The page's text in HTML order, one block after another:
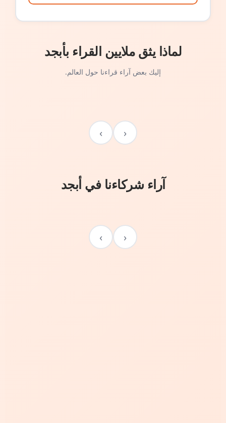
لماذا يثق ملايين القراء بأبجد
إليك بعض آراء قراءنا حول العالم.
‹
›
آراء شركاءنا في أبجد
‹
›